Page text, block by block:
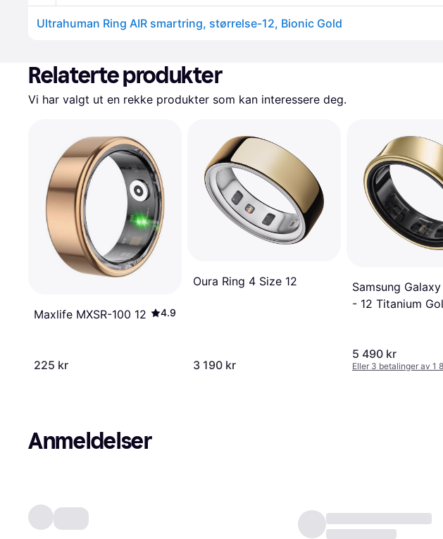
Ultrahuman Ring AIR smartring, størrelse-12, Bionic Gold
Relaterte produkter
Vi har valgt ut en rekke produkter som kan interessere deg.
Maxlife MXSR-100 12 4.9
225 kr
Oura Ring 4 Size 12
3 190 kr
Samsung Galaxy
- 12 Titanium
5 490 kr
Eller 3 betalinger av 1
Anmeldelser